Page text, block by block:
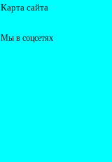
Карта сайта
Мы в соцсетях